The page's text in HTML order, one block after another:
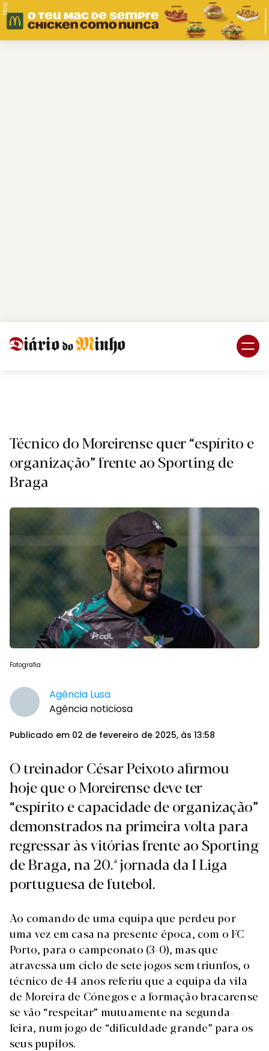
PUB.
Técnico do Moreirense quer “espírito e
organização” frente ao Sporting de
Braga
Fotografia
Agência Lusa
Agência noticiosa
Publicado em 02 de fevereiro de 2025, às 13:58
O treinador César Peixoto afirmou
hoje que o Moreirense deve ter
“espírito e capacidade de organização”
demonstrados na primeira volta para
regressar às vitórias frente ao Sporting
de Braga, na 20.ª jornada da I Liga
portuguesa de futebol.
Ao comando de uma equipa que perdeu por
uma vez em casa na presente época, com o FC
Porto, para o campeonato (3-0), mas que
atravessa um ciclo de sete jogos sem triunfos, o
técnico de 44 anos referiu que a equipa da vila
de Moreira de Cónegos e a formação bracarense
se vão “respeitar” mutuamente na segunda-
feira, num jogo de “dificuldade grande” para os
seus pupilos.